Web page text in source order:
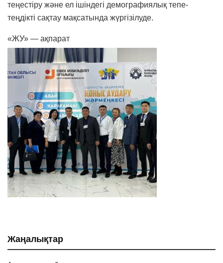
теңестіру және ел ішіндегі демографиялық тепе-
теңдікті сақтау мақсатында жүргізілуде.
«ЖУ» — ақпарат
Жаңалықтар